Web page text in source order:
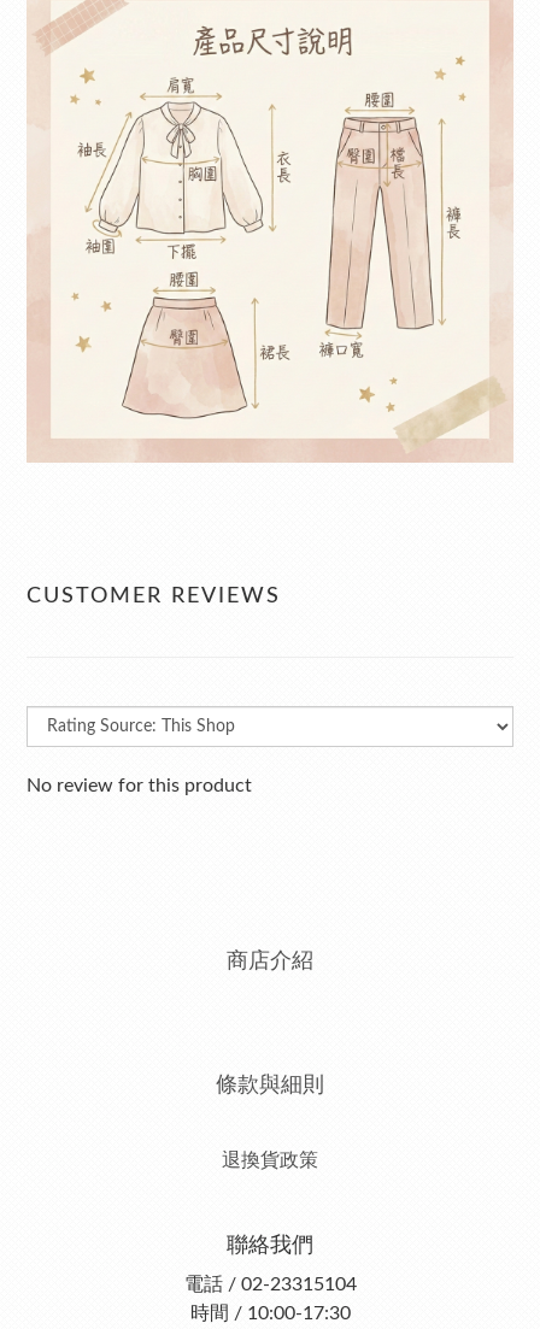
CUSTOMER REVIEWS
No review for this product
商店介紹
條款與細則
退換貨政策
聯絡我們
電話 / 02-23315104
時間 / 10:00-17:30